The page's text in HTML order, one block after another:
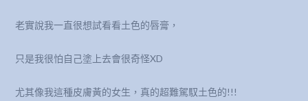
老實說我一直很想試看看土色的唇膏，
只是我很怕自己塗上去會很奇怪XD
尤其像我這種皮膚黃的女生，真的超難駕馭土色的!!!